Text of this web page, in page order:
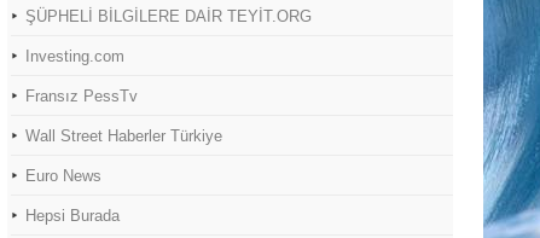
ŞÜPHELİ BİLGİLERE DAİR TEYİT.ORG
Investing.com
Fransız PessTv
Wall Street Haberler Türkiye
Euro News
Hepsi Burada